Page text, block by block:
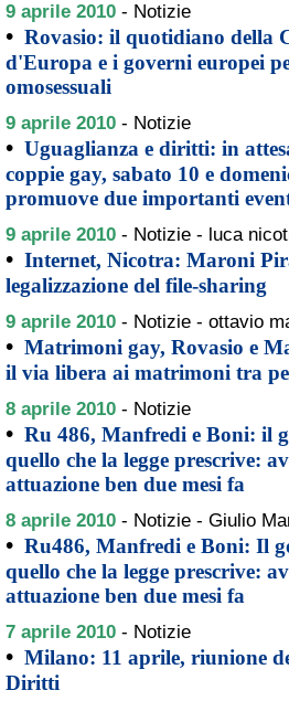
9 aprile 2010 - Notizie
• Rovasio: il quotidiano della
d'Europa e i governi europei
omosessuali
9 aprile 2010 - Notizie
• Uguaglianza e diritti: in
coppie gay, sabato 10 e
promuove due importanti
9 aprile 2010 - Notizie - luca
• Internet, Nicotra: Maroni
legalizzazione del file-sharing
9 aprile 2010 - Notizie - ottavio
• Matrimoni gay, Rovasio e
il via libera ai matrimoni tra
8 aprile 2010 - Notizie
• Ru 486, Manfredi e Boni: il
quello che la legge prescrive:
attuazione ben due mesi fa
8 aprile 2010 - Notizie - Giulio
• Ru486, Manfredi e Boni: Il
quello che la legge prescrive:
attuazione ben due mesi fa
7 aprile 2010 - Notizie
• Milano: 11 aprile, riunione
Diritti